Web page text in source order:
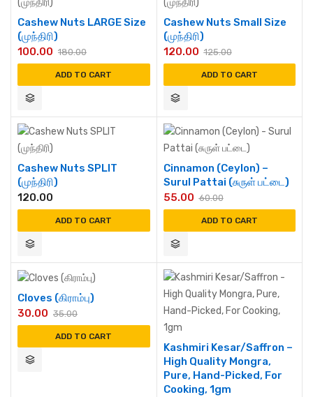
Cashew Nuts LARGE Size
(முந்திரி)
180.00
100.00
ADD TO CART
Cashew Nuts Small Size
(முந்திரி)
125.00
120.00
ADD TO CART
Cashew Nuts SPLIT
(முந்திரி)
120.00
ADD TO CART
Cinnamon (Ceylon) –
Surul Pattai (சுருள் பட்டை)
60.00
55.00
ADD TO CART
Cloves (கிராம்பு)
35.00
30.00
ADD TO CART
Kashmiri Kesar/Saffron –
High Quality Mongra,
Pure, Hand-Picked, For
Cooking, 1gm